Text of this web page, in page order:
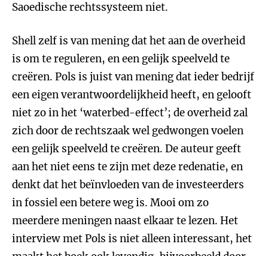
Saoedische rechtssysteem niet.
Shell zelf is van mening dat het aan de overheid
is om te reguleren, en een gelijk speelveld te
creëren. Pols is juist van mening dat ieder bedrijf
een eigen verantwoordelijkheid heeft, en gelooft
niet zo in het ‘waterbed-effect’; de overheid zal
zich door de rechtszaak wel gedwongen voelen
een gelijk speelveld te creëren. De auteur geeft
aan het niet eens te zijn met deze redenatie, en
denkt dat het beïnvloeden van de investeerders
in fossiel een betere weg is. Mooi om zo
meerdere meningen naast elkaar te lezen. Het
interview met Pols is niet alleen interessant, het